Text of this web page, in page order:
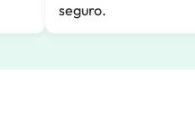
seguro.